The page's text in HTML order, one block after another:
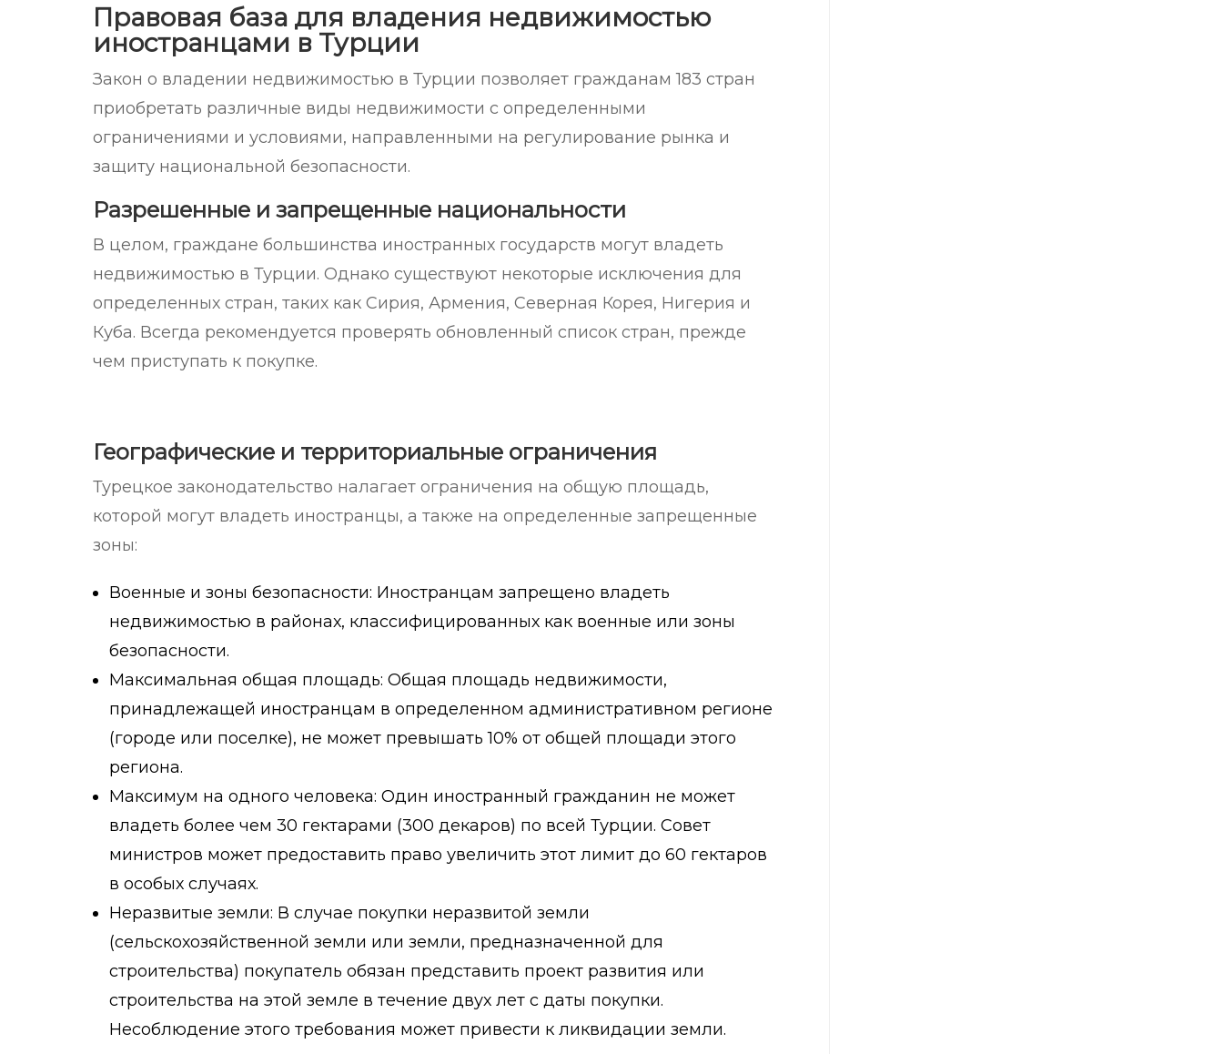
Правовая база для владения недвижимостью
иностранцами в Турции
Закон о владении недвижимостью в Турции позволяет гражданам 183 стран
приобретать различные виды недвижимости с определенными
ограничениями и условиями, направленными на регулирование рынка и
защиту национальной безопасности.
Разрешенные и запрещенные национальности
В целом, граждане большинства иностранных государств могут владеть
недвижимостью в Турции. Однако существуют некоторые исключения для
определенных стран, таких как Сирия, Армения, Северная Корея, Нигерия и
Куба. Всегда рекомендуется проверять обновленный список стран, прежде
чем приступать к покупке.
Географические и территориальные ограничения
Турецкое законодательство налагает ограничения на общую площадь,
которой могут владеть иностранцы, а также на определенные запрещенные
зоны:
Военные и зоны безопасности: Иностранцам запрещено владеть
недвижимостью в районах, классифицированных как военные или зоны
безопасности.
Максимальная общая площадь: Общая площадь недвижимости,
принадлежащей иностранцам в определенном административном регионе
(городе или поселке), не может превышать 10% от общей площади этого
региона.
Максимум на одного человека: Один иностранный гражданин не может
владеть более чем 30 гектарами (300 декаров) по всей Турции. Совет
министров может предоставить право увеличить этот лимит до 60 гектаров
в особых случаях.
Неразвитые земли: В случае покупки неразвитой земли
(сельскохозяйственной земли или земли, предназначенной для
строительства) покупатель обязан представить проект развития или
строительства на этой земле в течение двух лет с даты покупки.
Несоблюдение этого требования может привести к ликвидации земли.